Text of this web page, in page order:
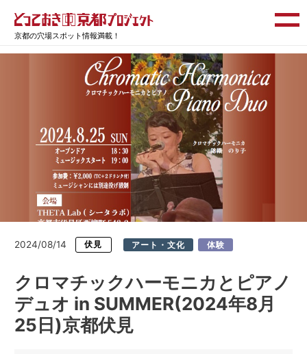
京都の穴場スポット情報満載！
2024/08/14 伏見 アート・文化 体験
クロマチックハーモニカとピアノ
デュオ in SUMMER(2024年8月
25日)京都伏見